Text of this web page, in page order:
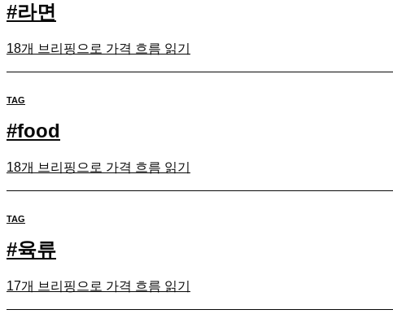
#라면
18개 브리핑으로 가격 흐름 읽기
TAG
#food
18개 브리핑으로 가격 흐름 읽기
TAG
#육류
17개 브리핑으로 가격 흐름 읽기